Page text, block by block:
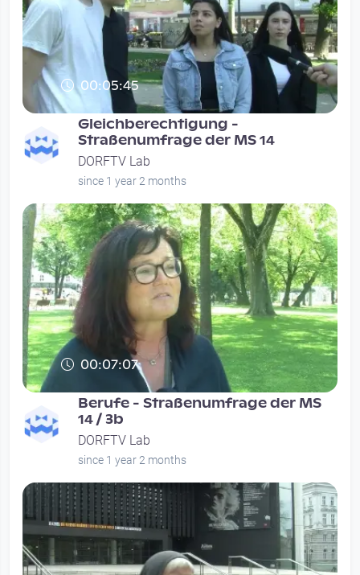
00:05:45
Gleichberechtigung -
Straßenumfrage der MS 14
DORFTV Lab
since 1 year 2 months
00:07:07
Berufe - Straßenumfrage der MS
14 / 3b
DORFTV Lab
since 1 year 2 months